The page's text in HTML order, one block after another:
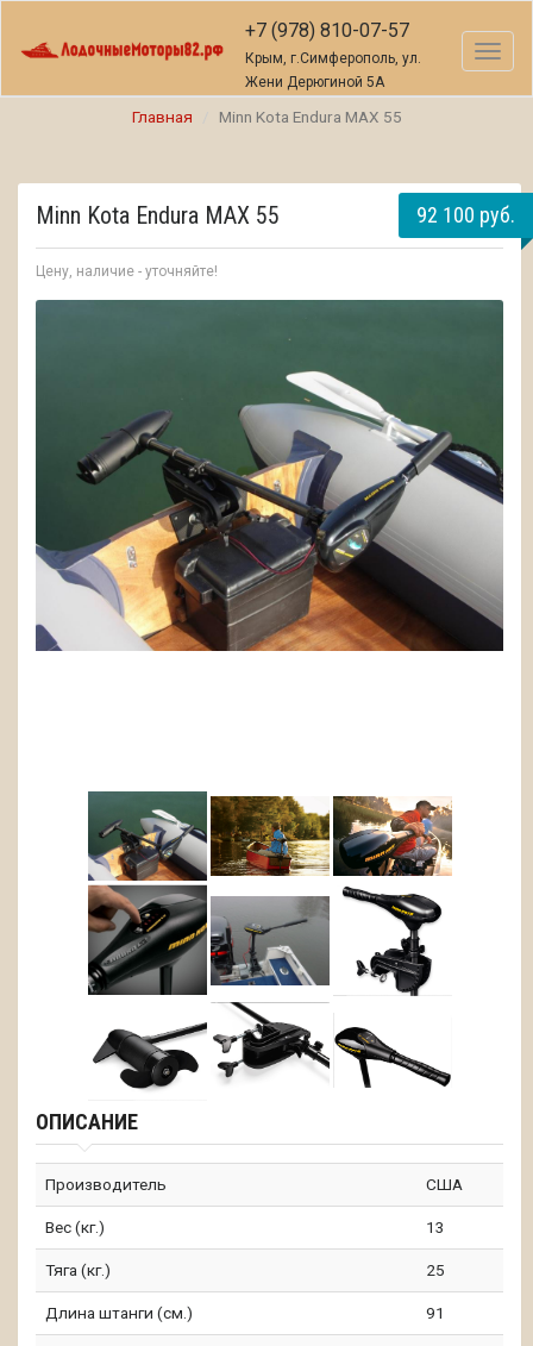
+7 (978) 810-07-57
Крым, г.Симферополь, ул.
Жени Дерюгиной 5А
Главная Minn Kota Endura MAX 55
Minn Kota Endura MAX 55
Цену, наличие - уточняйте!
92 100 руб.
ОПИСАНИЕ
Производитель США
Вес (кг.) 13
Тяга (кг.) 25
Длина штанги (см.) 91